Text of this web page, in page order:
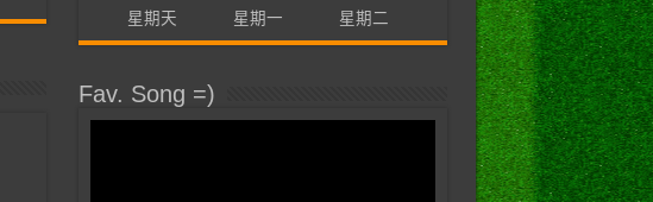
星期天 星期一 星期二
Fav. Song =)